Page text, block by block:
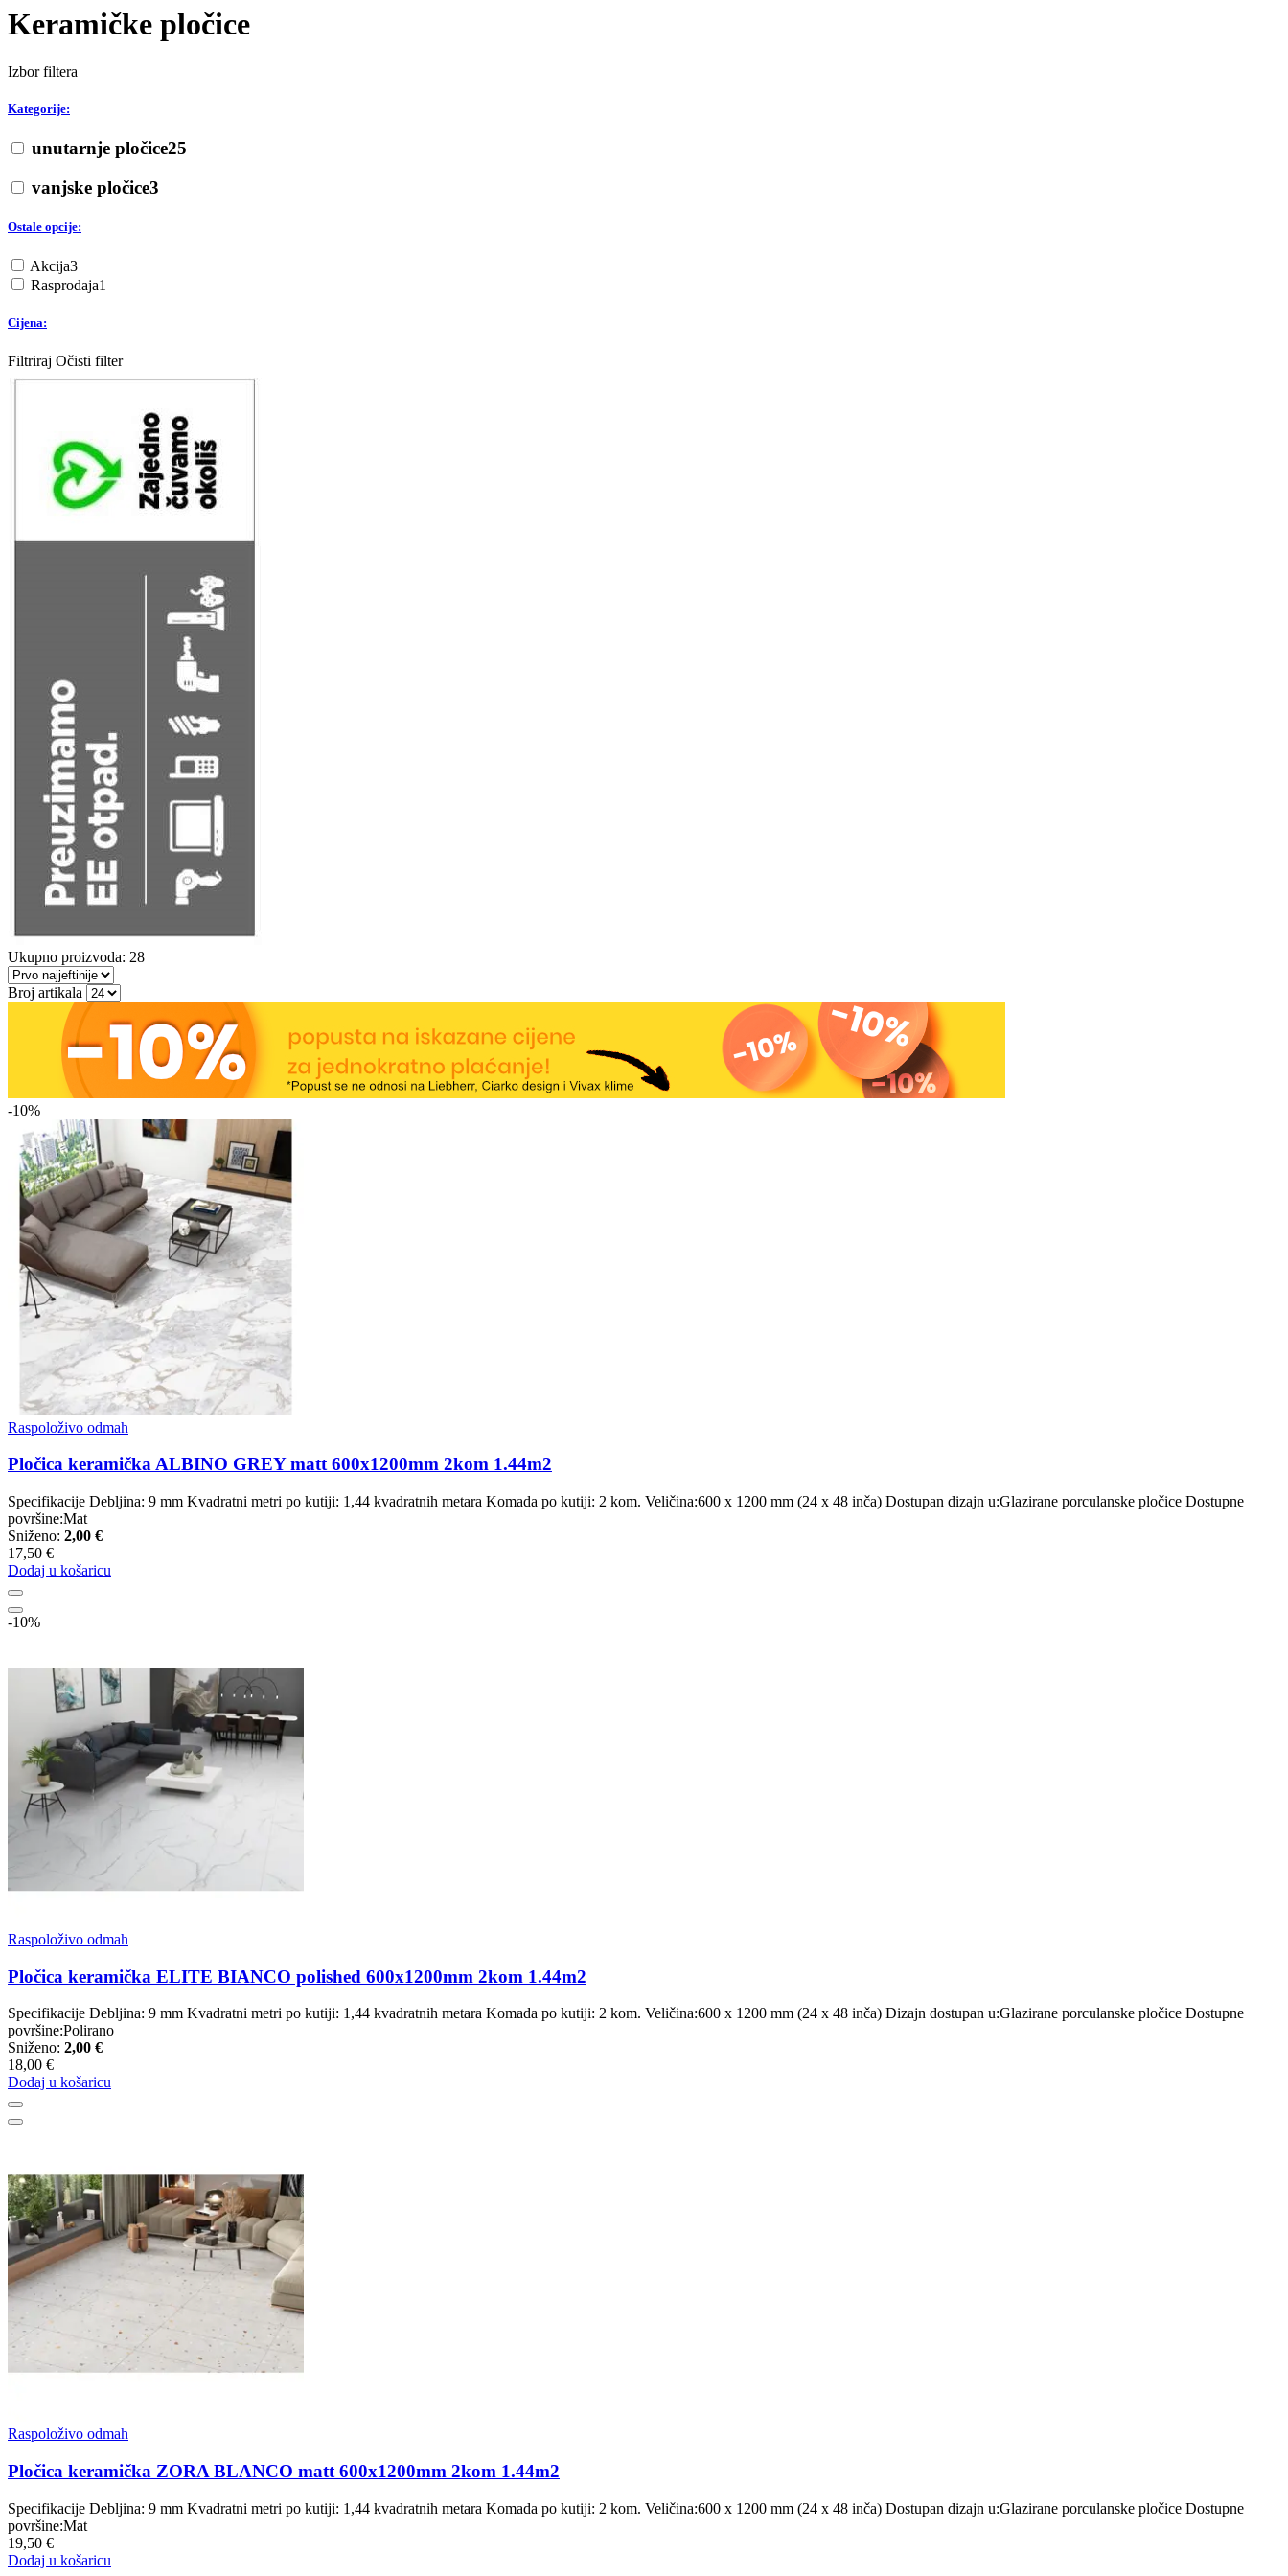
Keramičke pločice
Izbor filtera
Kategorije:
unutarnje pločice25
vanjske pločice3
Ostale opcije:
Akcija3
Rasprodaja1
Cijena:
Filtriraj Očisti filter
Ukupno proizvoda: 28
Broj artikala
-10%
Raspoloživo odmah
Pločica keramička ALBINO GREY matt 600x1200mm 2kom 1.44m2
Specifikacije Debljina: 9 mm Kvadratni metri po kutiji: 1,44 kvadratnih metara Komada po kutiji: 2 kom. Veličina:600 x 1200 mm (24 x 48 inča) Dostupan dizajn u:Glazirane porculanske pločice Dostupne
površine:Mat
Sniženo: 2,00 €
17,50 €
Dodaj u košaricu
-10%
Raspoloživo odmah
Pločica keramička ELITE BIANCO polished 600x1200mm 2kom 1.44m2
Specifikacije Debljina: 9 mm Kvadratni metri po kutiji: 1,44 kvadratnih metara Komada po kutiji: 2 kom. Veličina:600 x 1200 mm (24 x 48 inča) Dizajn dostupan u:Glazirane porculanske pločice Dostupne
površine:Polirano
Sniženo: 2,00 €
18,00 €
Dodaj u košaricu
Raspoloživo odmah
Pločica keramička ZORA BLANCO matt 600x1200mm 2kom 1.44m2
Specifikacije Debljina: 9 mm Kvadratni metri po kutiji: 1,44 kvadratnih metara Komada po kutiji: 2 kom. Veličina:600 x 1200 mm (24 x 48 inča) Dostupan dizajn u:Glazirane porculanske pločice Dostupne
površine:Mat
19,50 €
Dodaj u košaricu